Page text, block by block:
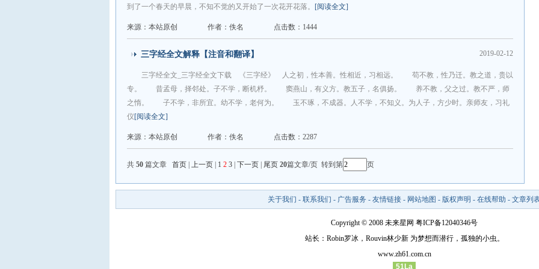
到了一个春天的早晨，不知不觉的又开始了一次花开花落。 [阅读全文]
来源：本站原创 作者：佚名 点击数：1444
2019-02-12
三字经全文解释【注音和翻译】
三字经全文_三字经全文下载 《三字经》 人之初，性本善。性相近，习相远。 苟不教，性乃迁。教之道，贵以
专。 昔孟母，择邻处。子不学，断机杼。 窦燕山，有义方。教五子，名俱扬。 养不教，父之过。教不严，师
之惰。 子不学，非所宜。幼不学，老何为。 玉不琢，不成器。人不学，不知义。为人子，方少时。亲师友，习礼
仪[阅读全文]
来源：本站原创 作者：佚名 点击数：2287
共 50 篇文章 首页 上一页 1 2 3 下一页 尾页 20篇文章/页 转到第 页
关于我们 - 联系我们 - 广告服务 - 友情链接 - 网站地图 - 版权声明 - 在线帮助 - 文章列
Copyright © 2008 未来星网 粤ICP备12040346号
站长：Robin罗冰，Rouvin林少新 为梦想而潜行，孤独的小虫。
www.zh61.com.cn
51La